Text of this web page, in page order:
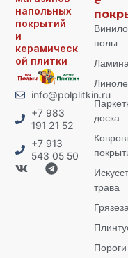
напольных
покрытий
и
керамическ
ой плитки
info@polplitkin.ru
+7 983
191 21 52
+7 913
543 05 50
полы
доска
трава
Пороги